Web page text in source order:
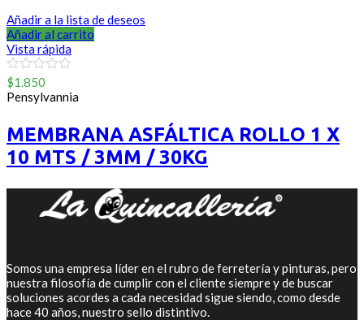
Añadir a la lista de deseos
Añadir al carrito
Vista rápida
0
out
of
$1.850
Pensylvannia
MEMBRANA ASFÁLTICA ROLLO 1 X
10 MTS / 3MM / 30KG
Somos una empresa líder en el rubro de ferretería y pinturas, pero
nuestra filosofía de cumplir con el cliente siempre y de buscar
soluciones acordes a cada necesidad sigue siendo, como desde
hace 40 años, nuestro sello distintivo.